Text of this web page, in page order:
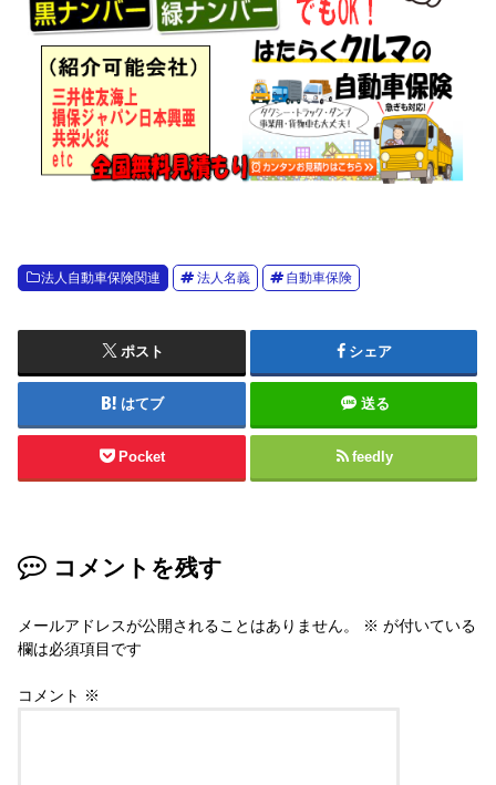
法人自動車保険関連 法人名義 自動車保険
ポスト シェア
はてブ 送る
Pocket feedly
コメントを残す
メールアドレスが公開されることはありません。 ※ が付いている
欄は必須項目です
コメント ※